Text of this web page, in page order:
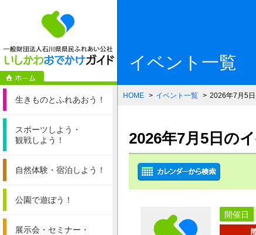
一般財団法人
生きものとふれあおう！
スポーツしよう・
観戦しよう！
自然体験・ 宿泊しよう！
公園で遊ぼう！
展示会・セミナー・
イベント一覧
HOME イベント一覧 2026年7月5日
2026年7月5日の
開催日